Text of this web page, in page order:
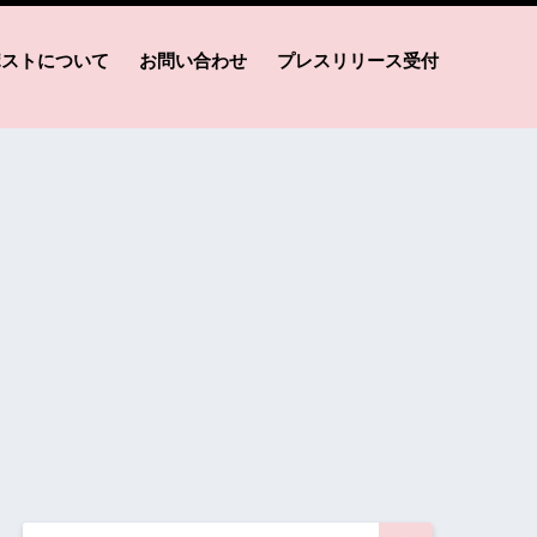
トについて お問い合わせ プレスリリース受付